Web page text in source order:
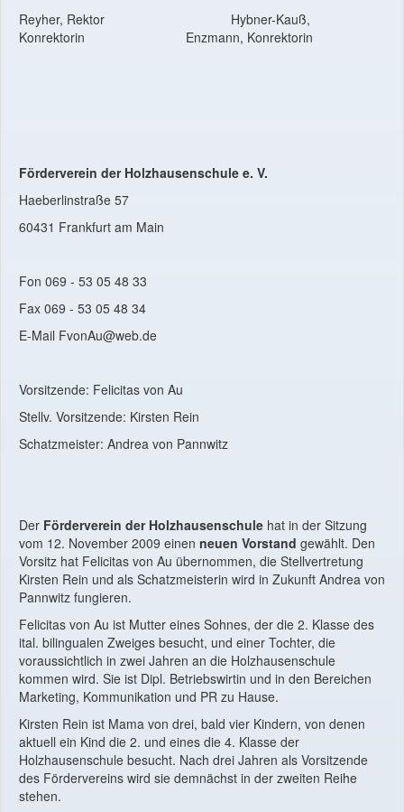
Reyher, Rektor Hybner-Kauß,
Konrektorin Enzmann, Konrektorin
Förderverein der Holzhausenschule e. V.
Haeberlinstraße 57
60431 Frankfurt am Main
Fon 069 - 53 05 48 33
Fax 069 - 53 05 48 34
E-Mail FvonAu@web.de
Vorsitzende: Felicitas von Au
Stellv. Vorsitzende: Kirsten Rein
Schatzmeister: Andrea von Pannwitz
Der Förderverein der Holzhausenschule hat in der Sitzung
vom 12. November 2009 einen neuen Vorstand gewählt. Den
Vorsitz hat Felicitas von Au übernommen, die Stellvertretung
Kirsten Rein und als Schatzmeisterin wird in Zukunft Andrea von
Pannwitz fungieren.
Felicitas von Au ist Mutter eines Sohnes, der die 2. Klasse des
ital. bilingualen Zweiges besucht, und einer Tochter, die
voraussichtlich in zwei Jahren an die Holzhausenschule
kommen wird. Sie ist Dipl. Betriebswirtin und in den Bereichen
Marketing, Kommunikation und PR zu Hause.
Kirsten Rein ist Mama von drei, bald vier Kindern, von denen
aktuell ein Kind die 2. und eines die 4. Klasse der
Holzhausenschule besucht. Nach drei Jahren als Vorsitzende
des Fördervereins wird sie demnächst in der zweiten Reihe
stehen.